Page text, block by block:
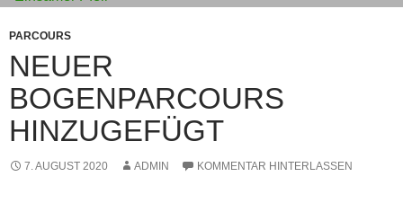
PARCOURS
NEUER
BOGENPARCOURS
HINZUGEFÜGT
7. AUGUST 2020 ADMIN KOMMENTAR HINTERLASSEN